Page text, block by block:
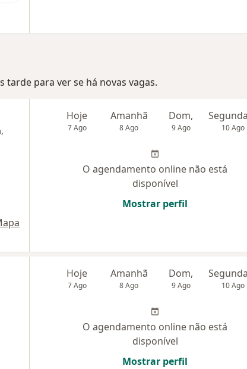
tarde para ver se há novas vagas.
Hoje
7 Ago
Amanhã
8 Ago
Dom,
9 Ago 10 Ago
O agendamento online não está
disponível
Mostrar perfil
Hoje
7 Ago
Amanhã
8 Ago
Dom,
9 Ago 10 Ago
O agendamento online não está
disponível
Mostrar perfil